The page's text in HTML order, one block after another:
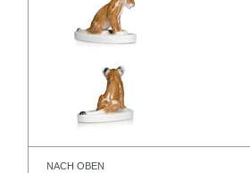
NACH OBEN